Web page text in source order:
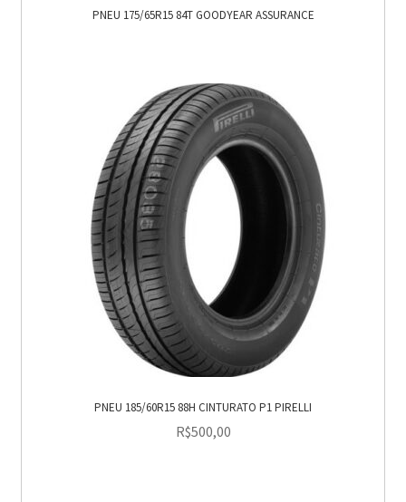
PNEU 175/65R15 84T GOODYEAR ASSURANCE
PNEU 185/60R15 88H CINTURATO P1 PIRELLI
R$500,00